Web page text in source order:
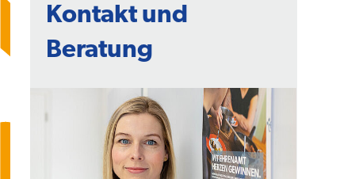
Kontakt und
Beratung